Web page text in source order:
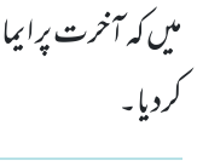
میں کہ آخرت پر
کردیا۔